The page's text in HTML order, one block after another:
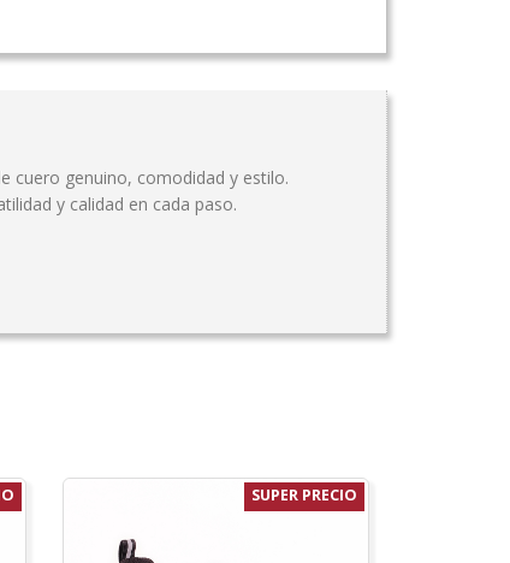
cuero genuino, comodidad y estilo.
y calidad en cada paso.
SUPER PRECIO